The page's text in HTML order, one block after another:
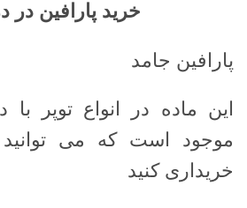
خرید پارافین در
پارافین جامد
این ماده در انواع توپر
موجود است که می
خریداری کنید